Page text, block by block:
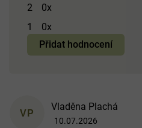
2
0x
1
0x
Přidat hodnocení
VP
Vladěna Plachá
Hodnocení produktu je 5
10.07.2026